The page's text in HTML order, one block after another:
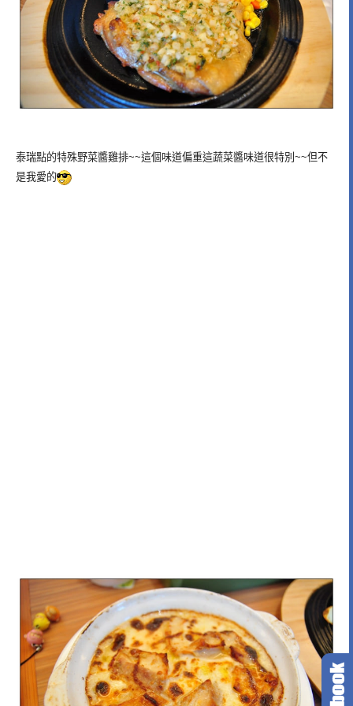
泰瑞點的特殊野菜醬雞排~~這個味道偏重這蔬菜醬味道很特別~~但不
是我愛的